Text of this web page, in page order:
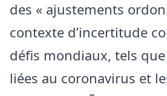
des « ajustements
contexte d’incertitude
défis mondiaux, tels
liées au coronavirus et